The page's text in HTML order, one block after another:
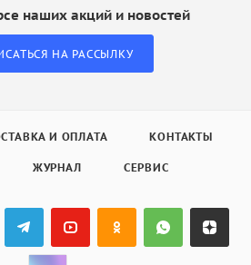
наших акций и новостей
НА РАССЫЛКУ
И ОПЛАТА КОНТАКТЫ
ЖУРНАЛ СЕРВИС